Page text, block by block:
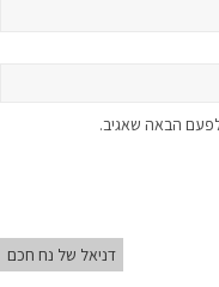
הבאה שאגיב.
דניאל של נח חכם